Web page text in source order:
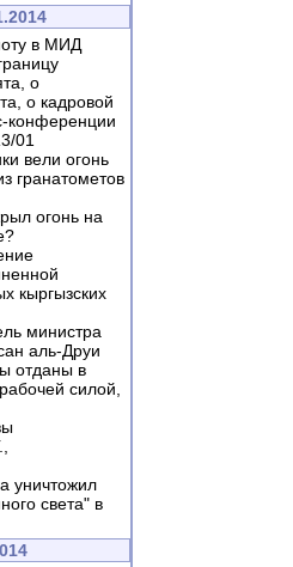
в МИД
о
о кадровой
конференции
01
вели огонь
гранатометов
огонь на
кыргызских
министра
аль-Друи
отданы в
силой,
уничтожил
света" в